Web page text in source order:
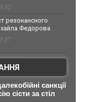
резонансного
Федорова
санкції
сісти за стіл